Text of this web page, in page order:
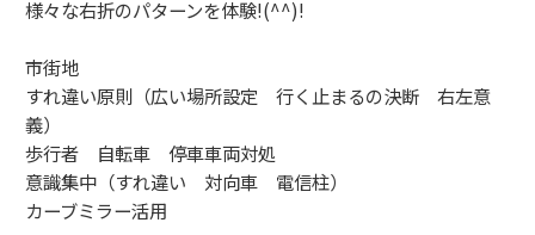
様々な右折のパターンを体験!(^^)!
市街地
すれ違い原則（広い場所設定 行く止まるの決断 右左意
義）
歩行者 自転車 停車車両対処
意識集中（すれ違い 対向車 電信柱）
カーブミラー活用